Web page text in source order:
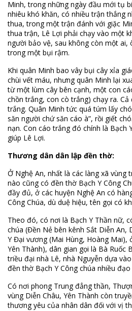
Minh, trong những ngày đầu mới tụ
nhiêu khó khăn, có nhiều trận thắng
thua, trong một trận đánh với giặc
thua trận, Lê Lợi phải chạy vào một
người bảo vệ, sau không còn một ai,
trong một bụi rậm.
Khi quân Minh bao vây bụi cây xỉa
chùi vết máu, nhưng quân Minh lại
từ một lùm cây bên cạnh, một con
chồn trắng, con cò trắng) chạy ra.
trắng. Quân Minh tức quá túm lấy
săn người chứ săn cáo à”, rồi giết
nạn. Con cáo trắng đó chính là Bạch
giúp Lê Lợi.
Thương dân dân lập đền thờ:
Ở Nghệ An, nhất là các làng xã vùng
nào cũng có đền thờ Bạch Y Công
đầy đủ, ở các huyện Nghệ An có
Công Chúa, dù duệ hiệu, tên gọi có
Theo đó, có nơi là Bạch Y Thần nữ,
chúa (Đền Nẻ bên kênh Sắt Diễn An,
Y Đại vương (Mai Hùng, Hoàng Mai),
Yên Thành), dân gian gọi là Bà Ruốc
triều đại nhà Lê, nhà Nguyễn dựa
đền thờ Bạch Y Công chúa nhiều đạo
Có nơi phong Trung đẳng thần,
vùng Diễn Châu, Yên Thành còn
thương yêu của nhân dân đối với vị